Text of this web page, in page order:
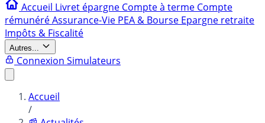
Accueil Livret épargne Compte à terme Compte
rémunéréAssurance-Vie PEA & Bourse Epargne retraite
Impôts & Fiscalité
Autres...
Connexion Simulateurs
Accueil
/